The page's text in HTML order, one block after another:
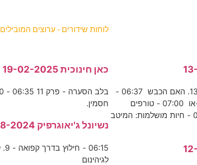
06:16 - החווה המדהימה של ד''ר פול - 13. האם הכבש 06:37 -
חיות מושלמות: המיטב - 1. פילים ואורנג-או 07:00 - טורפים
באפריקה 8 - 2. רוצחים מדבריים 07:45 - חיות מושלמות: המיטב
לוחות שידורים - ערוצים המובילים
כאן חינוכית 19-02-2025
חסמין.
נשיונל ג'יאוגרפיק 26-08-2024
לגיהינום